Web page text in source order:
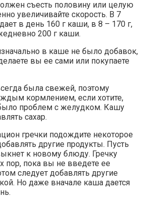
съесть половину или целую
увеличивайте скорость. В 7
в день 160 г каши, в 8 – 170 г,
200 г каши.
в каше не было добавок,
вы ее сами или покупаете
была свежей, поэтому
кормлением, если хотите,
проблем с желудком. Кашу
сахар.
гречки подождите некоторое
другие продукты. Пусть
к новому блюду. Гречку
пор, пока вы не введете ее
следует добавлять другие
Но даже вначале каша дается